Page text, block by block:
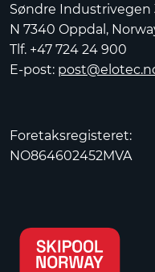
Søndre Industrivegen
N 7340 Oppdal,
Tlf. +47 724 24 900
E-post:
Foretaksregisteret:
NO864602452MVA